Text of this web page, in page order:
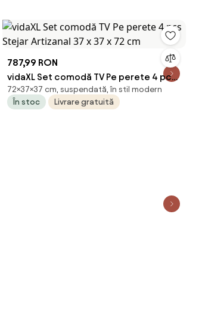
787,99 RON
vidaXL Set comodă TV Pe perete 4 pcs
Stejar Artizanal 37 x 37 x 72 cm
72×37×37 cm, suspendată, în stil modern
În stoc
Livrare gratuită